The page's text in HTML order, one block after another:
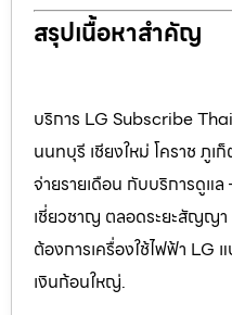
สรุปเนื้อหาสำคัญ
บริการ LG Subscribe
นนทบุรี เชียงใหม่ โคราช ภูเ
จ่ายรายเดือน กับบริการดูแ
เชี่ยวชาญ ตลอดระยะสัญญา
ต้องการเครื่องใช้ไฟฟ้า LG
เงินก้อนใหญ่.